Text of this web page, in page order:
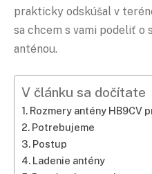
prakticky odskúšal v
sa chcem s vami podeliť o
anténou.
V článku sa dočítate
Rozmery antény HB9CV
Potrebujeme
Postup
Ladenie antény